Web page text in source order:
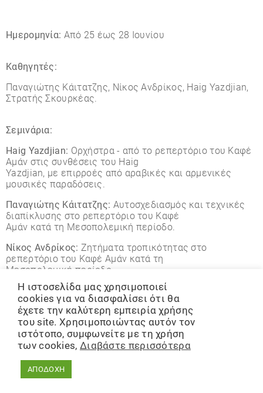
Ηµεροµηνία: Από 25 έως 28 Ιουνίου
Καθηγητές:
Παναγιώτης Κάιτατζης, Νίκος Ανδρίκος, Haig Yazdjian,
Στρατής Σκουρκέας.
Σεµινάρια:
Haig Yazdjian: Ορχήστρα - από το ρεπερτόριο του Καφέ
Αµάν στις συνθέσεις του Haig
Yazdjian, µε επιρροές από αραβικές και αρµενικές
µουσικές παραδόσεις.
Παναγιώτης Κάιτατζης: Αυτοσχεδιασµός και τεχνικές
διαπίκλυσης στο ρεπερτόριο του Καφέ
Αµάν κατά τη Μεσοπολεµική περίοδο.
Νίκος Ανδρίκος: Ζητήµατα τροπικότητας στο
ρεπερτόριο του Καφέ Αµάν κατά τη
Μεσοπολεµική περίοδο.
Στρατής Σκουρκέας:Ρυθµολογικές δοµές και
υφολογικές πρακτικές στο ρεπερτόριο του Καφέ
Αµάν κατά τη Μεσοπολεµική περίοδο.
Συναυλίες:
Παρασκευή 26 ΙουνίουΣυναυλία µε τον Haig Yazdjian
και τους µαθητές του µουσικού συνόλου
Ανατολικής µουσικής της ΦΕΞ.
Η ιστοσελίδα μας χρησιμοποιεί
cookies για να διασφαλίσει ότι θα
έχετε την καλύτερη εμπειρία χρήσης
του site. Χρησιμοποιώντας αυτόν τον
ιστότοπο, συμφωνείτε με τη χρήση
των cookies, Διαβάστε περισσότερα
ΑΠΟΔΟΧΗ